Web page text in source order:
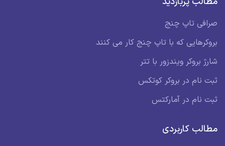
صرافی تاپ چنج
بروکرهایی که با تاپ چنج کار می کنند
شارژ بروکر ویندزور با تتر
ثبت نام در بروکر کوتکس
ثبت نام در آمارکتس
مطالب کاربردی